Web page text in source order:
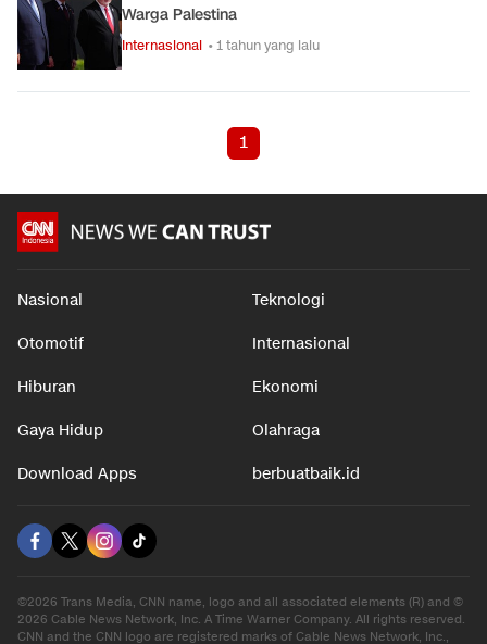
Warga Palestina
Internasional • 1 tahun yang lalu
1
Nasional Teknologi
Otomotif Internasional
Hiburan Ekonomi
Gaya Hidup Olahraga
Download Apps berbuatbaik.id
©2026 Trans Media, CNN name, logo and all associated elements (R) and ©
2026 Cable News Network, Inc. A Time Warner Company. All rights reserved.
CNN and the CNN logo are registered marks of Cable News Network, Inc.,